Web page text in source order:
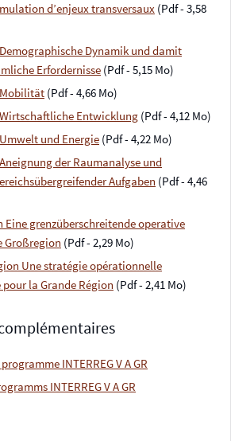
d’enjeux transversaux (Pdf - 3,58
Dynamik und damit
Erfordernisse (Pdf - 5,15 Mo)
(Pdf - 4,66 Mo)
Entwicklung (Pdf - 4,12 Mo)
und Energie (Pdf - 4,22 Mo)
der Raumanalyse und
Aufgaben (Pdf - 4,46
Eine grenzüberschreitende operative
Großregion (Pdf - 2,29 Mo)
Une stratégie opérationnelle
la Grande Région (Pdf - 2,41 Mo)
INTERREG V A GR
INTERREG V A GR